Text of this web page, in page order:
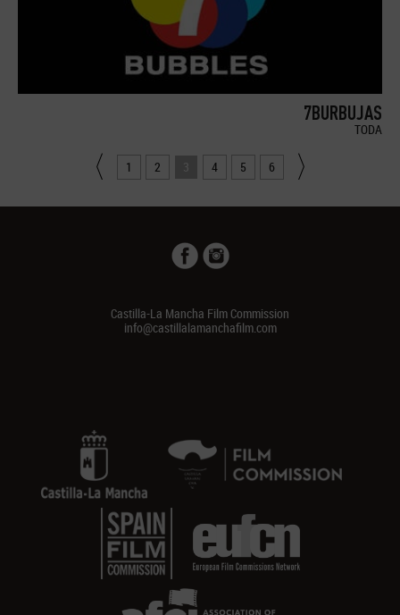
7BURBUJAS
TODA
1 2 3 4 5 6
Castilla-La Mancha Film Commission
info@castillalamanchafilm.com